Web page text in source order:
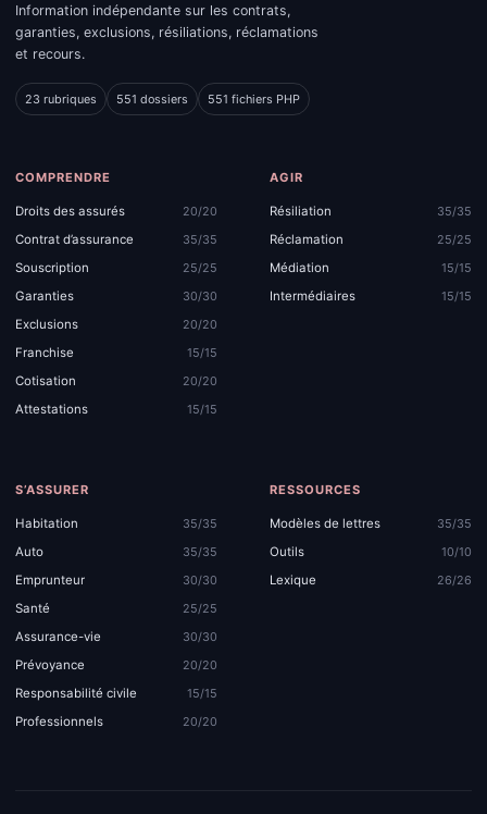
Information indépendante sur les contrats,
garanties, exclusions, résiliations, réclamations
et recours.
23 rubriques 551 dossiers 551 fichiers PHP
COMPRENDRE
Droits des assurés
20/20
Contrat d’assurance
35/35
Souscription
25/25
Garanties
30/30
Exclusions
20/20
Franchise
15/15
Cotisation
20/20
Attestations
15/15
AGIR
Résiliation
35/35
Réclamation
25/25
Médiation
15/15
Intermédiaires
15/15
S’ASSURER
Habitation
35/35
Auto
35/35
Emprunteur
30/30
Santé
25/25
Assurance-vie
30/30
Prévoyance
20/20
Responsabilité civile
15/15
Professionnels
20/20
RESSOURCES
Modèles de lettres
35/35
Outils
10/10
Lexique
26/26